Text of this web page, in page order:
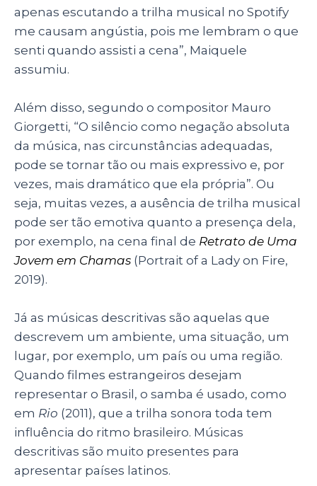
apenas escutando a trilha musical no Spotify
me causam angústia, pois me lembram o que
senti quando assisti a cena”, Maiquele
assumiu.
Além disso, segundo o compositor Mauro
Giorgetti, “O silêncio como negação absoluta
da música, nas circunstâncias adequadas,
pode se tornar tão ou mais expressivo e, por
vezes, mais dramático que ela própria”. Ou
seja, muitas vezes, a ausência de trilha musical
pode ser tão emotiva quanto a presença dela,
por exemplo, na cena final de Retrato de Uma
Jovem em Chamas (Portrait of a Lady on Fire,
2019).
Já as músicas descritivas são aquelas que
descrevem um ambiente, uma situação, um
lugar, por exemplo, um país ou uma região.
Quando filmes estrangeiros desejam
representar o Brasil, o samba é usado, como
em Rio (2011), que a trilha sonora toda tem
influência do ritmo brasileiro. Músicas
descritivas são muito presentes para
apresentar países latinos.